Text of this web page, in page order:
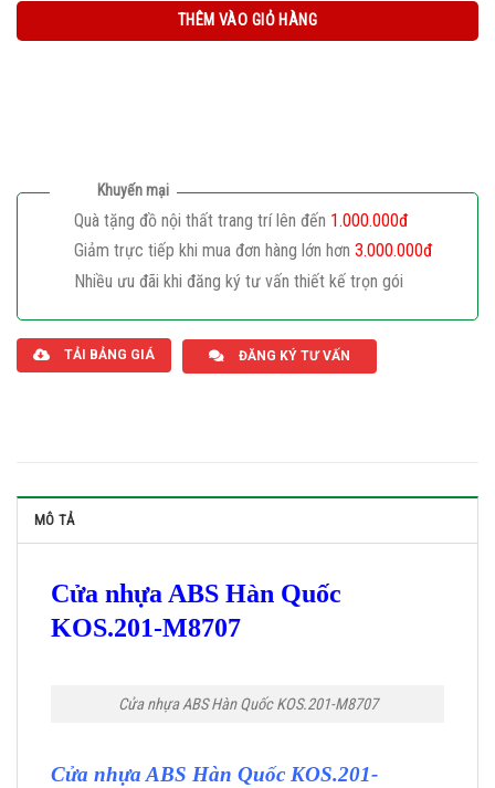
THÊM VÀO GIỎ HÀNG
Khuyến mại
Quà tặng đồ nội thất trang trí lên đến 1.000.000đ
Giảm trực tiếp khi mua đơn hàng lớn hơn 3.000.000đ
Nhiều ưu đãi khi đăng ký tư vấn thiết kế trọn gói
TẢI BẢNG GIÁ ĐĂNG KÝ TƯ VẤN
MÔ TẢ
Cửa nhựa ABS Hàn Quốc
KOS.201-M8707
Cửa nhựa ABS Hàn Quốc KOS.201-M8707
Cửa nhựa ABS Hàn Quốc KOS.201-